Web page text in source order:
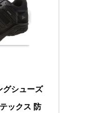
シューズ
ックス 防